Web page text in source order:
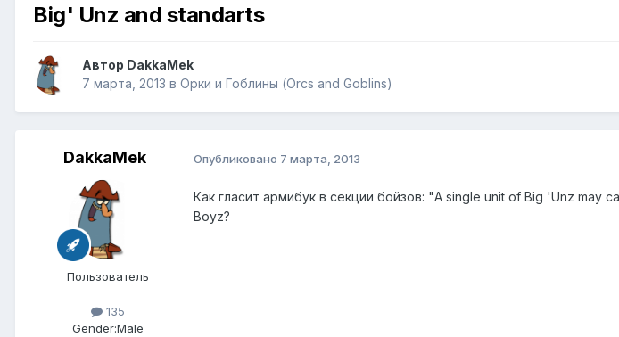
Big' Unz and standarts
Автор DakkaMek
7 марта, 2013 в Орки и Гоблины (Orcs and Goblins)
DakkaMek
Пользователь
135
Gender:Male
Опубликовано 7 марта, 2013
Как гласит армибук в секции бойзов: "A single unit of Big 'Unz may
Boyz?